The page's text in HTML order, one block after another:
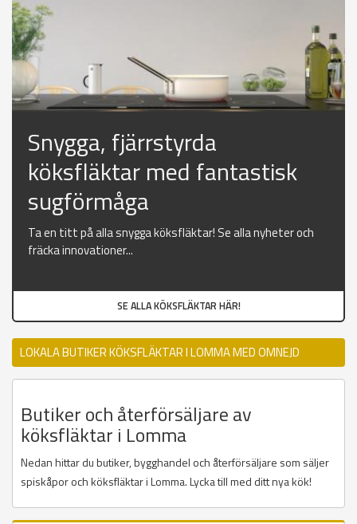
Snygga, fjärrstyrda
köksfläktar med fantastisk
sugförmåga
Ta en titt på alla snygga köksfläktar! Se alla nyheter och
fräcka innovationer...
SE ALLA KÖKSFLÄKTAR HÄR!
LOKALA BUTIKER KÖKSFLÄKTAR I LOMMA MED OMNEJD
Butiker och återförsäljare av
köksfläktar i Lomma
Nedan hittar du butiker, bygghandel och återförsäljare som säljer
spiskåpor och köksfläktar i Lomma. Lycka till med ditt nya kök!